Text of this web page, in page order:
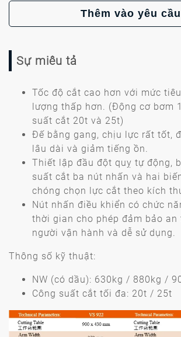
Thêm vào yêu cầu
Sự miêu tả
Tốc độ cắt cao hơn với mức
lượng thấp hơn. (Động cơ bơm
suất cắt 20t và 25t)
Đế bằng gang, chịu lực rất tốt,
lâu dài và giảm tiếng ồn.
Thiết lập đầu đột quỵ tự động,
suất cắt ba nút nhấn và hai
chóng chọn lực cắt theo kích
Nút nhấn điều khiển có chức
thời gian cho phép đảm bảo
người vận hành và dễ sử dụng.
Thông số kỹ thuật:
NW (có dầu): 630kg / 880kg /
Công suất cắt tối đa: 20t / 25t